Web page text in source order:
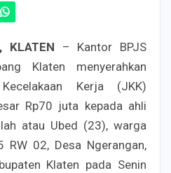
, KLATEN – Kantor BPJS
Klaten menyerahkan
Kerja (JKK)
Rp70 juta kepada ahli
atau Ubed (23), warga
RW 02, Desa Ngerangan,
Klaten pada Senin